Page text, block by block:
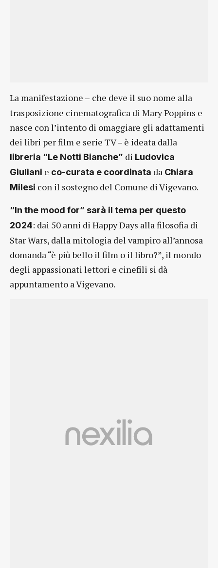
La manifestazione – che deve il suo nome alla
trasposizione cinematografica di Mary Poppins e
nasce con l’intento di omaggiare gli adattamenti
dei libri per film e serie TV – è ideata dalla
libreria “Le Notti Bianche” di Ludovica
Giuliani e co-curata e coordinata da Chiara
Milesi con il sostegno del Comune di Vigevano.
“In the mood for” sarà il tema per questo
2024: dai 50 anni di Happy Days alla filosofia di
Star Wars, dalla mitologia del vampiro all’annosa
domanda “è più bello il film o il libro?”, il mondo
degli appassionati lettori e cinefili si dà
appuntamento a Vigevano.